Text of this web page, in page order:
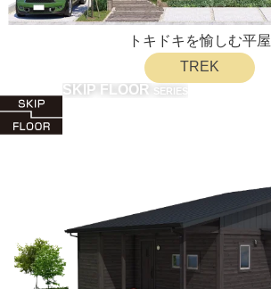
トキドキを愉しむ平屋
TREK
SKIP FLOOR
SERIES